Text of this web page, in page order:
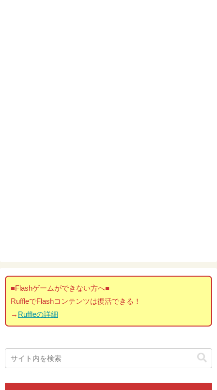
■Flashゲームができない方へ■
RuffleでFlashコンテンツは復活できる！
→ Ruffleの詳細